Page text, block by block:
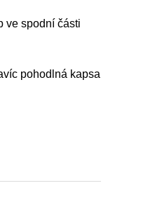
ve spodní části
pohodlná kapsa